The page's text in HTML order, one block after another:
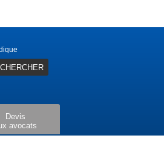
Devis
avocats